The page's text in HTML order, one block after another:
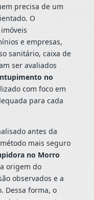
precisa de um
O
e empresas,
sanitário, caixa de
ser avaliados
no
com foco em
para cada
antes da
mais seguro
no Morro
origem do
observados e a
Dessa forma, o